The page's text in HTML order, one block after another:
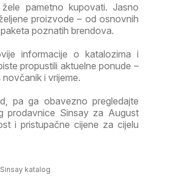
pametno kupovati. Jasno
proizvode – od osnovnih
poznatih brendova.
informacije o katalozima i
propustili aktuelne ponude –
i vrijeme.
pa ga obavezno pregledajte
prodavnice Sinsay za August
i pristupačne cijene za cijelu
Sinsay katalog